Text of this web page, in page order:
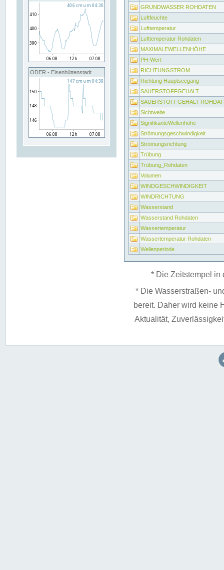
ODER - Eisenhüttenstadt
GRUNDWASSER ROHDATEN
Luftfeuchte
Lufttemperatur
Lufttemperatur Rohdaten
MAXIMALEWELLENHÖHE
PH-Wert
RICHTUNGSTROM
Richtung Hauptseegang
SAUERSTOFFGEHALT
SAUERSTOFFGEHALT
Sichtweite
SignifikanteWellenhöhe
Strömungsgeschwindigkeit
Strömungsrichtung
Trübung
Trübung_Rohdaten
Volumen
WINDGESCHWINDIGKEIT
WINDRICHTUNG
Wasserstand
Wasserstand Rohdaten
Wassertemperatur
Wassertemperatur Rohdaten
Wellenperiode
* Die Zeitstempel in
* Die Wasserstraßen-
bereit. Daher wird keine
Aktualität,